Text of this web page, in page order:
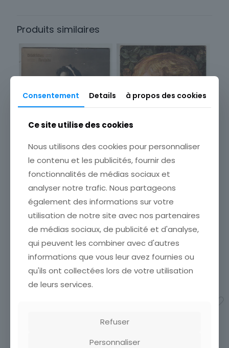
Sous-thème
Produits similaires
CARTE POSTALE FANTAISIE
GLUCKLICHES MEUJAHT
FEMME FLEUR
ETAT VOIR SCAN Cumulez
vos achats en visitant ma
boutique afin de réduire
vos frais de port. Attendez
que nous ayons calculé les
frais de port[…]
CARTE POSTALE FANTAISIE
SERIE XXII DES ROSERL
ETAT VOIR SCAN Cumulez
vos achats en visitant ma
boutique afin de réduire
vos frais de port. Attendez
que nous ayons calculé les
frais de port[…]
Consentement Details à propos des cookies
Ce site utilise des cookies
Nous utilisons des cookies pour personnaliser
le contenu et les publicités, fournir des
fonctionnalités de médias sociaux et
analyser notre trafic. Nous partageons
également des informations sur votre
utilisation de notre site avec nos partenaires
de médias sociaux, de publicité et d'analyse,
qui peuvent les combiner avec d'autres
informations que vous leur avez fournies ou
qu'ils ont collectées lors de votre utilisation
de leurs services.
Refuser
Personnaliser